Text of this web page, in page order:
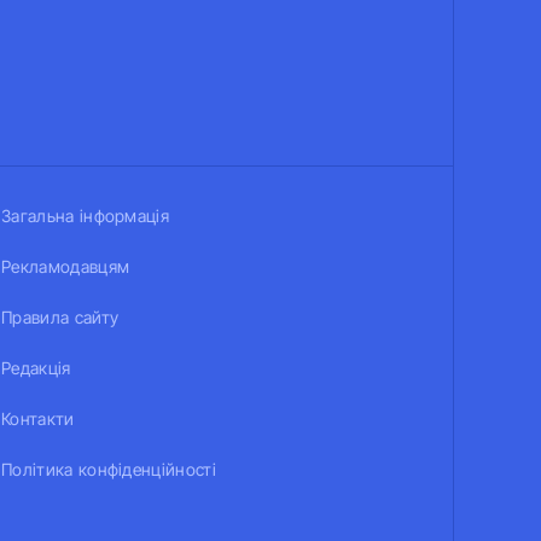
Загальна інформація
Рекламодавцям
Правила сайту
Редакція
Контакти
Політика конфіденційності